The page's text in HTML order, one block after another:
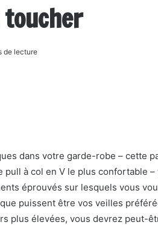
de lecture
dans votre garde-robe – cette
pull à col en V le plus confortable
éprouvés sur lesquels vous
puissent être vos veilles
plus élevées, vous devrez peut-